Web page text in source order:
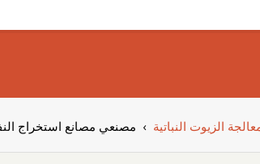
الزيوت النباتية › مصنعي مصانع استخراج